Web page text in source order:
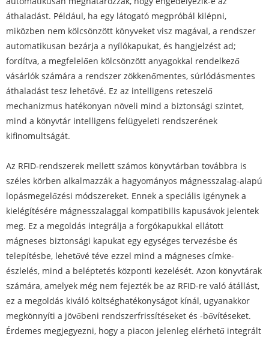
áthaladást. Például, ha egy látogató megpróbál kilépni,
miközben nem kölcsönzött könyveket visz magával, a rendszer
automatikusan bezárja a nyílókapukat, és hangjelzést ad;
fordítva, a megfelelően kölcsönzött anyagokkal rendelkező
vásárlók számára a rendszer zökkenőmentes, súrlódásmentes
áthaladást tesz lehetővé. Ez az intelligens reteszelő
mechanizmus hatékonyan növeli mind a biztonsági szintet,
mind a könyvtár intelligens felügyeleti rendszerének
kifinomultságát.
Az RFID-rendszerek mellett számos könyvtárban továbbra is
széles körben alkalmazzák a hagyományos mágnesszalag-alapú
lopásmegelőzési módszereket. Ennek a speciális igénynek a
kielégítésére mágnesszalaggal kompatibilis kapusávok jelentek
meg. Ez a megoldás integrálja a forgókapukkal ellátott
mágneses biztonsági kapukat egy egységes tervezésbe és
telepítésbe, lehetővé téve ezzel mind a mágneses címke-
észlelés, mind a beléptetés központi kezelését. Azon könyvtárak
számára, amelyek még nem fejezték be az RFID-re való átállást,
ez a megoldás kiváló költséghatékonyságot kínál, ugyanakkor
megkönnyíti a jövőbeni rendszerfrissítéseket és -bővítéseket.
Érdemes megjegyezni, hogy a piacon jelenleg elérhető integrált